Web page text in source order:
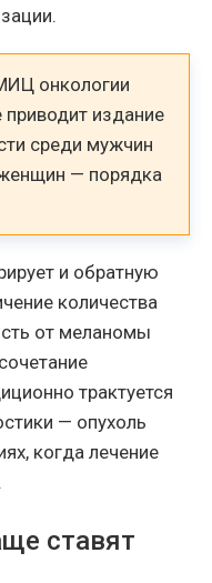
онкологии
издание
среди мужчин
— порядка
и обратную
количества
от меланомы
трактуется
— опухоль
когда лечение
ставят